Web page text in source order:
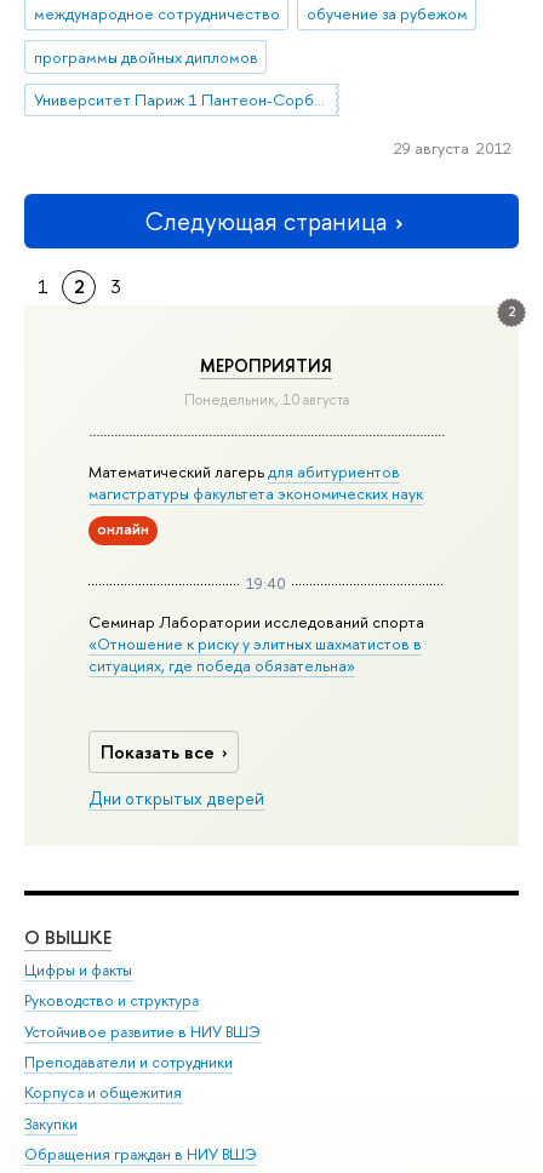
2
МЕРОПРИЯТИЯ
Понедельник, 10 августа
Математический лагерьдля абитуриентов
магистратуры факультета экономических наук
онлайн
19:40
Семинар Лаборатории исследований спорта
«Отношение к риску у элитных шахматистов в
ситуациях, где победа обязательна»
Показать все
Дни открытых дверей
международное сотрудничество
обучение за рубежом
программы двойных дипломов
Университет Париж 1 Пантеон-Сорбонна
29 августа 2012
Следующая страница
1 2 3
О ВЫШКЕ
Цифры и факты
Руководство и структура
Устойчивое развитие в НИУ ВШЭ
Преподаватели и сотрудники
Корпуса и общежития
Закупки
Обращения граждан в НИУ ВШЭ